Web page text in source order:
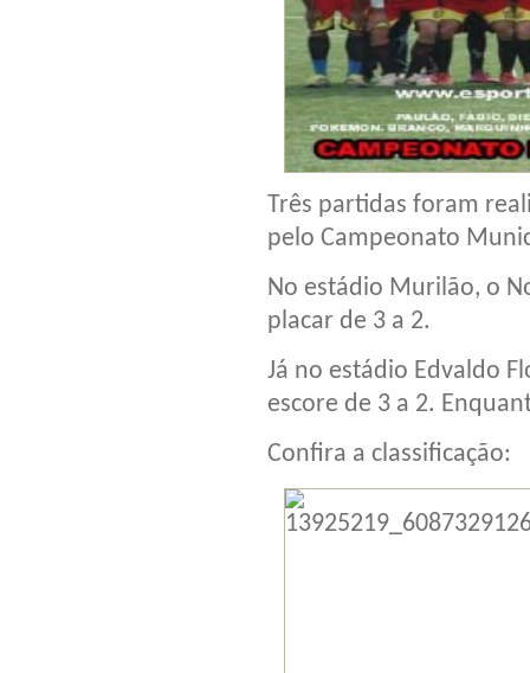
Três partidas foram
pelo Campeonato
No estádio Murilão, o
placar de 3 a 2.
Já no estádio Edvaldo
escore de 3 a 2.
Confira a classificação: